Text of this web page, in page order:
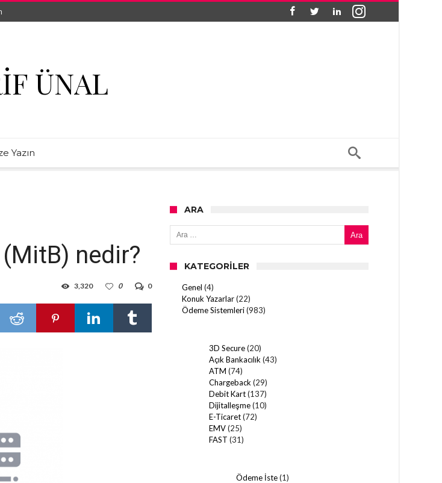
ÜNAL
Yazın
nedir?
0
0
3,320
ARA
Arama:
KATEGORILER
Genel (4)
Konuk Yazarlar(22)
Ödeme Sistemleri(983)
3D Secure(20)
Açık Bankacılık (43)
ATM (74)
Chargeback (29)
Debit Kart(137)
Dijitalleşme(10)
E-Ticaret(72)
EMV(25)
FAST (31)
Ödeme İste(1)